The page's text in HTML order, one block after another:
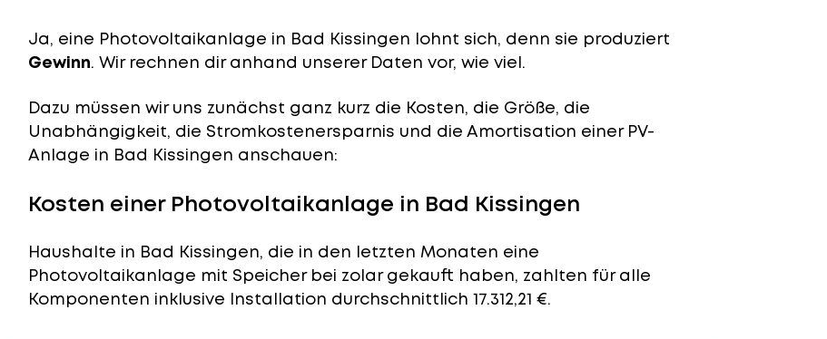
Ja, eine Photovoltaikanlage in Bad Kissingen lohnt sich, denn sie produziert
Gewinn. Wir rechnen dir anhand unserer Daten vor, wie viel.
Dazu müssen wir uns zunächst ganz kurz die Kosten, die Größe, die
Unabhängigkeit, die Stromkostenersparnis und die Amortisation einer PV-
Anlage in Bad Kissingen anschauen:
Kosten einer Photovoltaikanlage in Bad Kissingen
Haushalte in Bad Kissingen, die in den letzten Monaten eine
Photovoltaikanlage mit Speicher bei zolar gekauft haben, zahlten für alle
Komponenten inklusive Installation durchschnittlich 17.312,21 €.